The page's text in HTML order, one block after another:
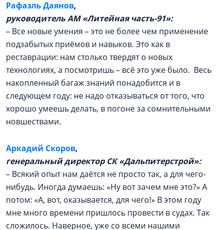
Рафаэль Даянов,
руководитель АМ «Литейная часть-91»:
– Все новые умения – это не более чем применение
подзабытых приёмов и навыков. Это как в
реставрации: нам столько твердят о новых
технологиях, а посмотришь – всё это уже было. Весь
накопленный багаж знаний понадобится и в
следующем году: не надо отказываться от того, что
хорошо умеешь делать, в погоне за сомнительными
новшествами.
Аркадий Скоров,
генеральный директор СК «Дальпитерстрой»:
– Всякий опыт нам даётся не просто так, а для чего-
нибудь. Иногда думаешь: «Ну вот зачем мне это?» А
потом: «А, вот, оказывается, для чего!» В этом году
мне много времени пришлось провести в судах. Так
сложилось. Наверное, уже со всеми нашими